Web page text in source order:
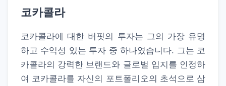
코카콜라
코카콜라에 대한 버핏의 투자는 그의 가장 유명
하고 수익성 있는 투자 중 하나였습니다. 그는 코
카콜라의 강력한 브랜드와 글로벌 입지를 인정하
여 코카콜라를 자신의 포트폴리오의 초석으로 삼